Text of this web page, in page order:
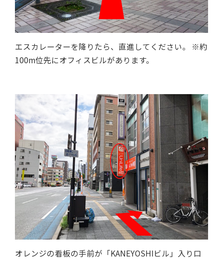
エスカレーターを降りたら、直進してください。 ※約
100m位先にオフィスビルがあります。
オレンジの看板の手前が「KANEYOSHIビル」入り口